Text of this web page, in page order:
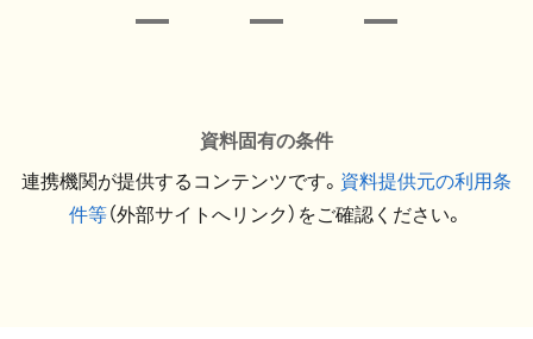
資料固有の条件
連携機関が提供するコンテンツです。 資料提供元の利用条
件等（外部サイトへリンク）をご確認ください。